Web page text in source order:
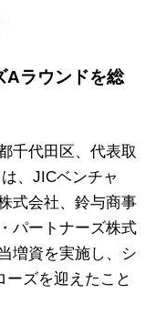
Aラウンドを総
千代田区、代表取
、JICベンチャ
式会社、鈴与商事
パートナーズ株式
増資を実施し、シ
ーズを迎えたこと